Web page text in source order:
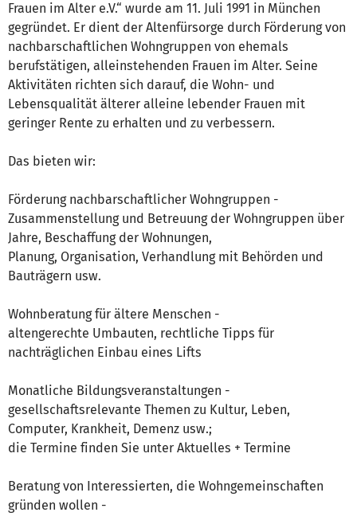
Frauen im Alter e.V.“ wurde am 11. Juli 1991 in München
gegründet. Er dient der Altenfürsorge durch Förderung von
nachbarschaftlichen Wohngruppen von ehemals
berufstätigen, alleinstehenden Frauen im Alter. Seine
Aktivitäten richten sich darauf, die Wohn- und
Lebensqualität älterer alleine lebender Frauen mit
geringer Rente zu erhalten und zu verbessern.
Das bieten wir:
Förderung nachbarschaftlicher Wohngruppen -
Zusammenstellung und Betreuung der Wohngruppen über
Jahre, Beschaffung der Wohnungen,
Planung, Organisation, Verhandlung mit Behörden und
Bauträgern usw.
Wohnberatung für ältere Menschen -
altengerechte Umbauten, rechtliche Tipps für
nachträglichen Einbau eines Lifts
Monatliche Bildungsveranstaltungen -
gesellschaftsrelevante Themen zu Kultur, Leben,
Computer, Krankheit, Demenz usw.;
die Termine finden Sie unter Aktuelles + Termine
Beratung von Interessierten, die Wohngemeinschaften
gründen wollen -